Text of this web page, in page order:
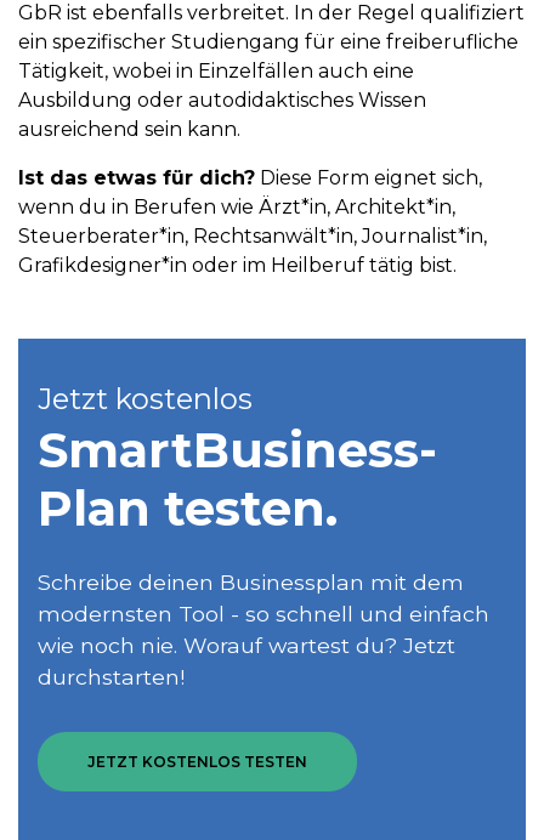
GbR ist ebenfalls verbreitet. In der Regel qualifiziert
ein spezifischer Studiengang für eine freiberufliche
Tätigkeit, wobei in Einzelfällen auch eine
Ausbildung oder autodidaktisches Wissen
ausreichend sein kann.
Ist das etwas für dich? Diese Form eignet sich,
wenn du in Berufen wie Ärzt*in, Architekt*in,
Steuerberater*in, Rechtsanwält*in, Journalist*in,
Grafikdesigner*in oder im Heilberuf tätig bist.
Jetzt kostenlos
SmartBusiness­
Plan testen.
Schreibe deinen Businessplan mit dem
modernsten Tool - so schnell und einfach
wie noch nie. Worauf wartest du? Jetzt
durchstarten!
JETZT KOSTENLOS TESTEN